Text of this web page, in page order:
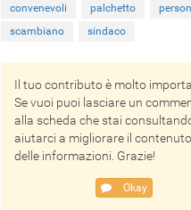
convenevoli palchetto
scambiano
sindaco
Il tuo contributo è molto
Se vuoi puoi lasciare un
alla scheda che stai
aiutarci a migliorare il contenuto
delle informazioni. Grazie!
Okay